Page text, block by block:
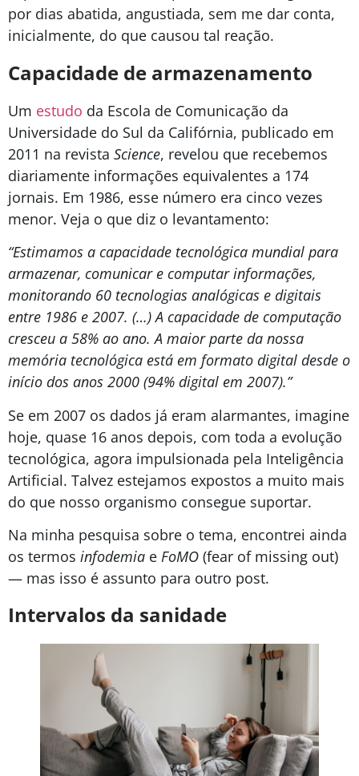
por dias abatida, angustiada, sem me dar conta,
inicialmente, do que causou tal reação.
Capacidade de armazenamento
Um estudo da Escola de Comunicação da
Universidade do Sul da Califórnia, publicado em
2011 na revista Science, revelou que recebemos
diariamente informações equivalentes a 174
jornais. Em 1986, esse número era cinco vezes
menor. Veja o que diz o levantamento:
“Estimamos a capacidade tecnológica mundial para
armazenar, comunicar e computar informações,
monitorando 60 tecnologias analógicas e digitais
entre 1986 e 2007. (…) A capacidade de computação
cresceu a 58% ao ano. A maior parte da nossa
memória tecnológica está em formato digital desde o
início dos anos 2000 (94% digital em 2007).”
Se em 2007 os dados já eram alarmantes, imagine
hoje, quase 16 anos depois, com toda a evolução
tecnológica, agora impulsionada pela Inteligência
Artificial. Talvez estejamos expostos a muito mais
do que nosso organismo consegue suportar.
Na minha pesquisa sobre o tema, encontrei ainda
os termos infodemia e FoMO (fear of missing out)
— mas isso é assunto para outro post.
Intervalos da sanidade